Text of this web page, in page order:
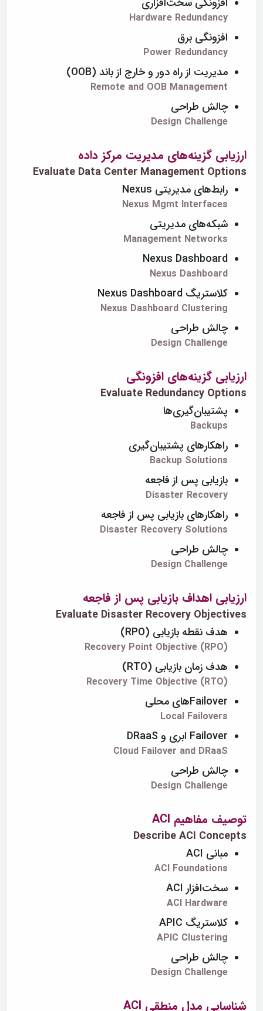
Hardware Redundancy
افزونگی برق
Power Redundancy
مدیریت از راه دور و خارج از باند (OOB)
Remote and OOB Management
چالش طراحی
Design Challenge
ارزیابی گزینه‌های مدیریت مرکز داده
Evaluate Data Center Management Options
رابط‌های مدیریتی Nexus
Nexus Mgmt Interfaces
شبکه‌های مدیریتی
Management Networks
Nexus Dashboard
Nexus Dashboard
کلاستریگ Nexus Dashboard
Nexus Dashboard Clustering
چالش طراحی
Design Challenge
ارزیابی گزینه‌های افزونگی
Evaluate Redundancy Options
پشتیبان‌گیری‌ها
Backups
راهکارهای پشتیبان‌گیری
Backup Solutions
بازیابی پس از فاجعه
Disaster Recovery
راهکارهای بازیابی پس از فاجعه
Disaster Recovery Solutions
چالش طراحی
Design Challenge
ارزیابی اهداف بازیابی پس از فاجعه
Evaluate Disaster Recovery Objectives
هدف نقطه بازیابی (RPO)
Recovery Point Objective (RPO)
هدف زمان بازیابی (RTO)
Recovery Time Objective (RTO)
Failoverهای محلی
Local Failovers
Failover ابری و DRaaS
Cloud Failover and DRaaS
چالش طراحی
Design Challenge
توصیف مفاهیم ACI
Describe ACI Concepts
مبانی ACI
ACI Foundations
سخت‌افزار ACI
ACI Hardware
کلاستریگ APIC
APIC Clustering
چالش طراحی
Design Challenge
شناسایی مدل منطقی ACI